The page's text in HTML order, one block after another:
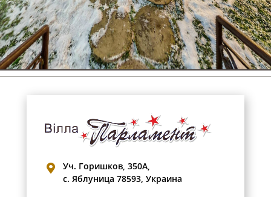
Уч. Горишков, 350А,
с. Яблуница 78593, Украина